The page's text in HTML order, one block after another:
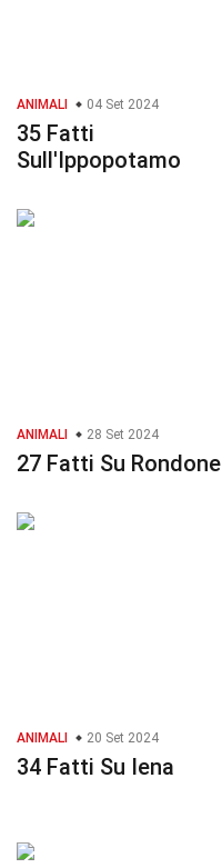
ANIMALI 04 Set 2024
35 Fatti
Sull'Ippopotamo
ANIMALI 28 Set 2024
27 Fatti Su Rondone
ANIMALI 20 Set 2024
34 Fatti Su Iena